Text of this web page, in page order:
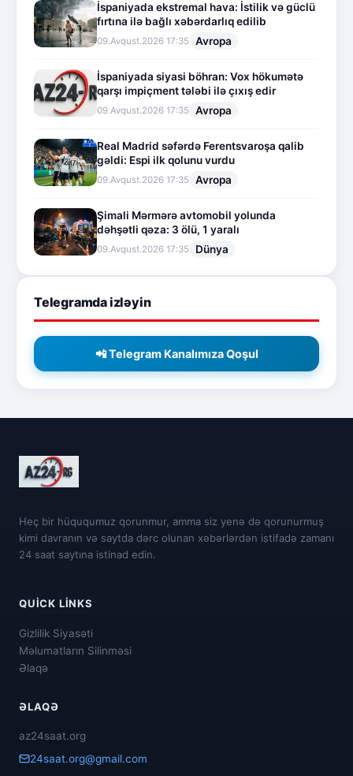
İspaniyada ekstremal hava: İstilik və güclü
fırtına ilə bağlı xəbərdarlıq edilib
09.Avqust.2026 17:35 Avropa
İspaniyada siyasi böhran: Vox hökumətə
qarşı impiçment tələbi ilə çıxış edir
09.Avqust.2026 17:35 Avropa
Real Madrid səfərdə Ferentsvaroşa qalib
gəldi: Espi ilk qolunu vurdu
09.Avqust.2026 17:35 Avropa
Şimali Mərmərə avtomobil yolunda
dəhşətli qəza: 3 ölü, 1 yaralı
09.Avqust.2026 17:35 Dünya
Telegramda izləyin
📲 Telegram Kanalımıza Qoşul
Heç bir hüququmuz qorunmur, amma siz yenə də qorunurmuş
kimi davranın və saytda dərc olunan xəbərlərdən istifadə zamanı
24 saat saytına istinad edin.
QUICK LINKS
Gizlilik Siyasəti
Məlumatların Silinməsi
Əlaqə
ƏLAQƏ
az24saat.org
24saat.org@gmail.com